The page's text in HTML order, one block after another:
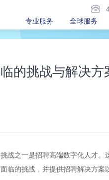
专业服务
全球服务
的挑战与解决方
战之一是招聘高端数字化人才。
的挑战，并提供招聘解决方案